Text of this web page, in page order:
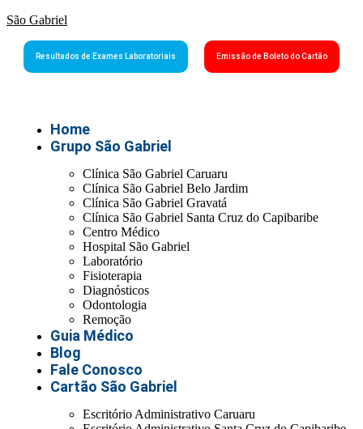
São Gabriel
Resultados de Exames Laboratoriais Emissão de Boleto do Cartão
Home
Grupo São Gabriel
Clínica São Gabriel Caruaru
Clínica São Gabriel Belo Jardim
Clínica São Gabriel Gravatá
Clínica São Gabriel Santa Cruz do Capibaribe
Centro Médico
Hospital São Gabriel
Laboratório
Fisioterapia
Diagnósticos
Odontologia
Remoção
Guia Médico
Blog
Fale Conosco
Cartão São Gabriel
Escritório Administrativo Caruaru